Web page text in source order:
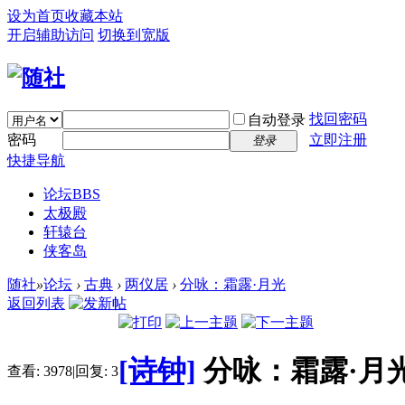
设为首页收藏本站
开启辅助访问 切换到宽版
自动登录 找回密码
密码
登录
立即注册
快捷导航
论坛BBS
太极殿
轩辕台
侠客岛
随社»论坛 › 古典 › 两仪居 › 分咏：霜露·月光
返回列表
查看: 3978|回复: 3[诗钟] 分咏：霜露·月